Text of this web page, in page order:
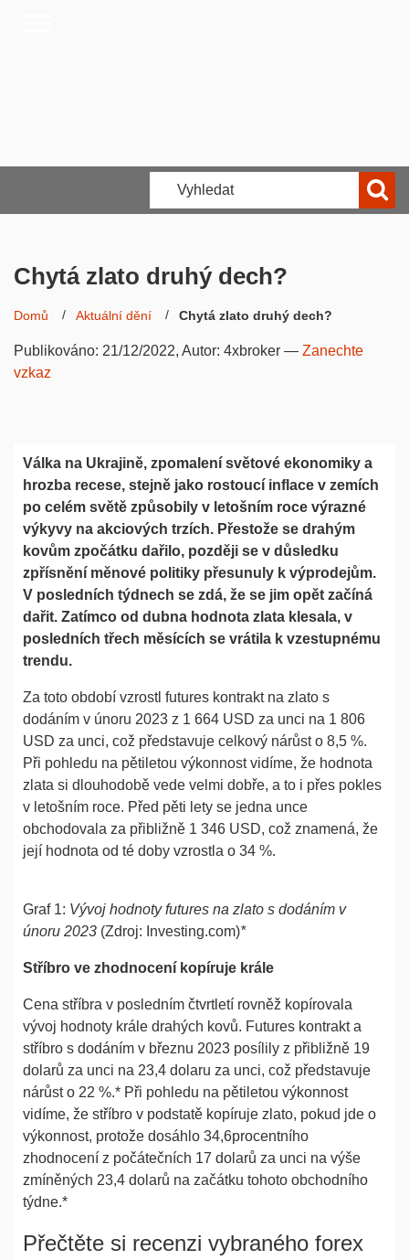
Chytá zlato druhý dech?
Domů Aktuální dění Chytá zlato druhý dech?
Publikováno: 21/12/2022, Autor: 4xbroker — Zanechte
vzkaz
Válka na Ukrajině, zpomalení světové ekonomiky a
hrozba recese, stejně jako rostoucí inflace v zemích
po celém světě způsobily v letošním roce výrazné
výkyvy na akciových trzích. Přestože se drahým
kovům zpočátku dařilo, později se v důsledku
zpřísnění měnové politiky přesunuly k výprodejům.
V posledních týdnech se zdá, že se jim opět začíná
dařit. Zatímco od dubna hodnota zlata klesala, v
posledních třech měsících se vrátila k vzestupnému
trendu.
Za toto období vzrostl futures kontrakt na zlato s
dodáním v únoru 2023 z 1 664 USD za unci na 1 806
USD za unci, což představuje celkový nárůst o 8,5 %.
Při pohledu na pětiletou výkonnost vidíme, že hodnota
zlata si dlouhodobě vede velmi dobře, a to i přes pokles
v letošním roce. Před pěti lety se jedna unce
obchodovala za přibližně 1 346 USD, což znamená, že
její hodnota od té doby vzrostla o 34 %.
Graf 1: Vývoj hodnoty futures na zlato s dodáním v
únoru 2023 (Zdroj: Investing.com)*
Stříbro ve zhodnocení kopíruje krále
Cena stříbra v posledním čtvrtletí rovněž kopírovala
vývoj hodnoty krále drahých kovů. Futures kontrakt a
stříbro s dodáním v březnu 2023 posílily z přibližně 19
dolarů za unci na 23,4 dolaru za unci, což představuje
nárůst o 22 %.* Při pohledu na pětiletou výkonnost
vidíme, že stříbro v podstatě kopíruje zlato, pokud jde o
výkonnost, protože dosáhlo 34,6procentního
zhodnocení z počátečních 17 dolarů za unci na výše
zmíněných 23,4 dolarů na začátku tohoto obchodního
týdne.*
Přečtěte si recenzi vybraného forex